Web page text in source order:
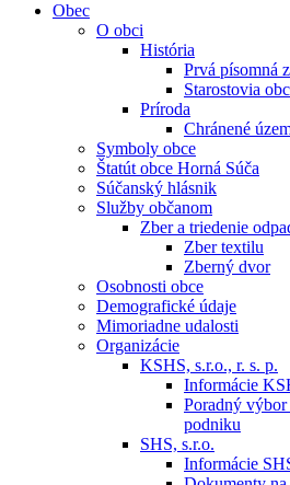
Obec
O obci
História
Prvá písomná
Starostovia
Príroda
Chránené
Symboly obce
Štatút obce Horná Súča
Súčanský hlásnik
Služby občanom
Zber a triedenie
Zber textilu
Zberný dvor
Osobnosti obce
Demografické údaje
Mimoriadne udalosti
Organizácie
KSHS, s.r.o., r. s. p.
Informácie
Poradný výbor
podniku
SHS, s.r.o.
Informácie